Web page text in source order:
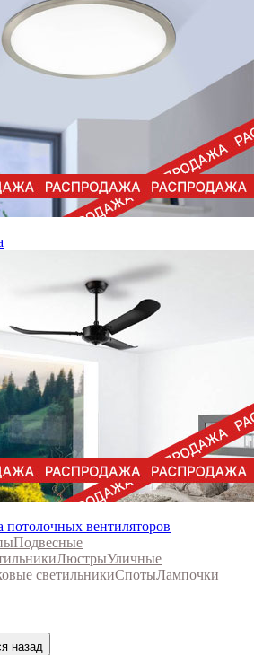
потолочных вентиляторов
Подвесные
ЛюстрыУличные
светильникиСпотыЛампочки
назад